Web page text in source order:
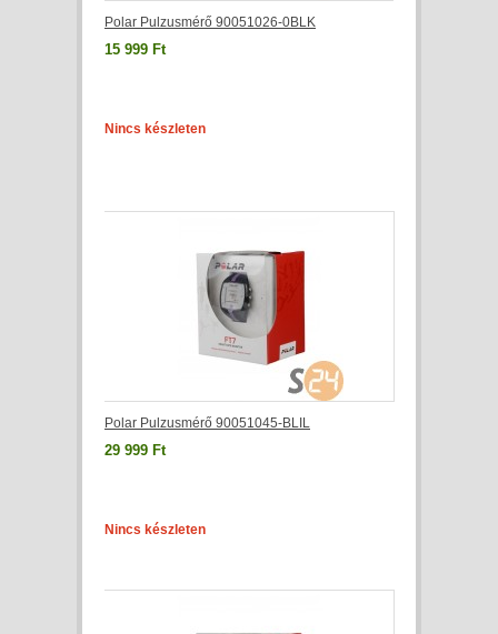
Polar Pulzusmérő 90051026-0BLK
15 999 Ft
Nincs készleten
Polar Pulzusmérő 90051045-BLIL
29 999 Ft
Nincs készleten